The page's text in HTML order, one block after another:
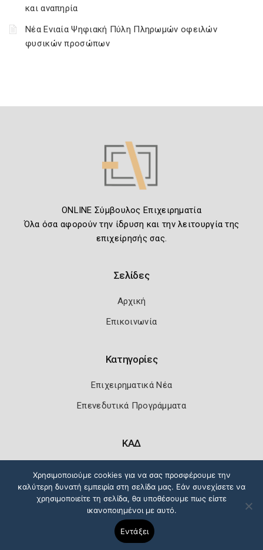
και αναπηρία
Νέα Ενιαία Ψηφιακή Πύλη Πληρωμών οφειλών
φυσικών προσώπων
ONLINE Σύμβουλος Επιχειρηματία
Όλα όσα αφορούν την ίδρυση και την λειτουργία της
επιχείρησής σας.
Σελίδες
Αρχική
Επικοινωνία
Κατηγορίες
Επιχειρηματικά Νέα
Επενεδυτικά Προγράμματα
ΚΑΔ
Πολιτική Ασφάλειας Όροι Χρήσης
Χρησιμοποιούμε cookies για να σας προσφέρουμε την
καλύτερη δυνατή εμπειρία στη σελίδα μας. Εάν συνεχίσετε να
χρησιμοποιείτε τη σελίδα, θα υποθέσουμε πως είστε
ικανοποιημένοι με αυτό.
Εντάξει
Copyright 2026 Knowledge A.E.